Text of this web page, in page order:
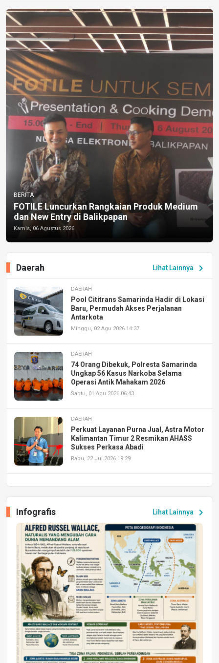
BERITA
FOTILE Luncurkan Rangkaian Produk Medium
dan New Entry di Balikpapan
Kamis, 06 Agustus 2026
Lihat Lainnya chevron_right
Daerah
DAERAH
Pool Cititrans Samarinda Hadir di Lokasi
Baru, Permudah Akses Perjalanan
Antarkota
Minggu, 02 Agu 2026 14:37
DAERAH
74 Orang Dibekuk, Polresta Samarinda
Ungkap 56 Kasus Narkoba Selama
Operasi Antik Mahakam 2026
Sabtu, 01 Agu 2026 06:43
DAERAH
Perkuat Layanan Purna Jual, Astra Motor
Kalimantan Timur 2 Resmikan AHASS
Sukses Perkasa Abadi
Rabu, 22 Jul 2026 19:29
Peluang Kerja dan Magang
Jumat, 17 Jul 2026 22:30
DAERAH
Astra Motor Kalimantan Timur 2 Dukung
Mahasiswa Samarinda dalam Astra
Honda SDGs Future Leaders 2026
Jumat, 10 Jul 2026 19:01
Lihat Lainnya chevron_right
Infografis